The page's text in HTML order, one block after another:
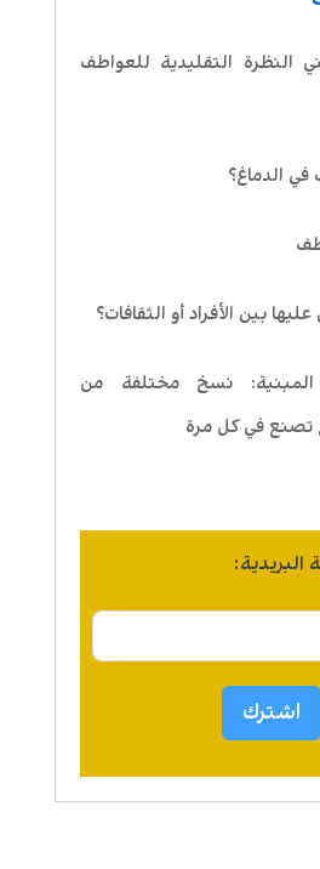
النظرة التقليدية للعواطف
الدماغ؟
بين الأفراد أو الثقافات؟
نسخ مختلفة من
تصنع في كل مرة
البريدية:
اشترك